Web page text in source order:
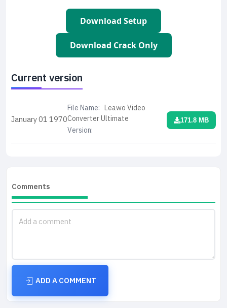
Download Setup
Download Crack Only
Current version
January 011970
File Name: Leawo Video
Converter Ultimate
Version:
171.8 MB
Comments
ADD A COMMENT